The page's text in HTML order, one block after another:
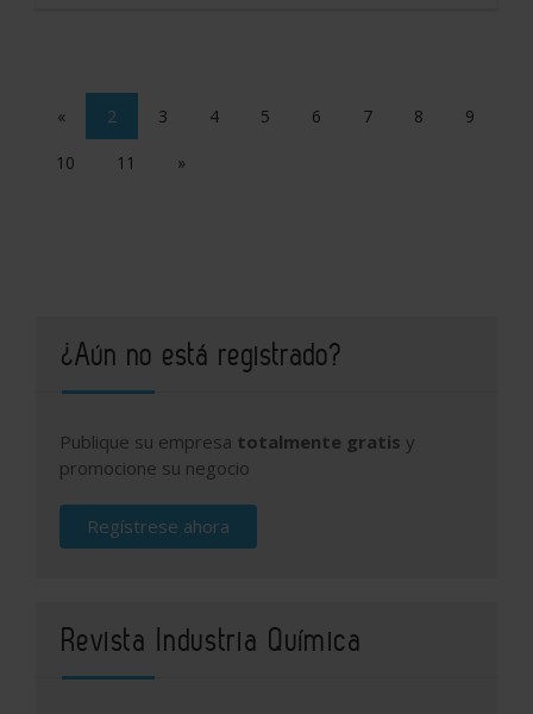
« 2 3 4 5 6 7 8 9
10 11 »
¿Aún no está registrado?
Publique su empresa totalmente gratis y
promocione su negocio
Regístrese ahora
Revista Industria Química